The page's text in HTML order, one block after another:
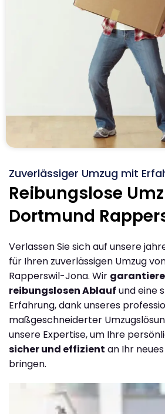
Zuverlässiger Umzug mit
Reibungslose
Dortmund
Verlassen Sie sich auf unsere
für Ihren zuverlässigen Umzug
Rapperswil-Jona. Wir
reibungslosen Ablauf und eine
Erfahrung, dank unseres
maßgeschneiderter
unsere Expertise, um Ihre
sicher und effizient an Ihr
bringen.